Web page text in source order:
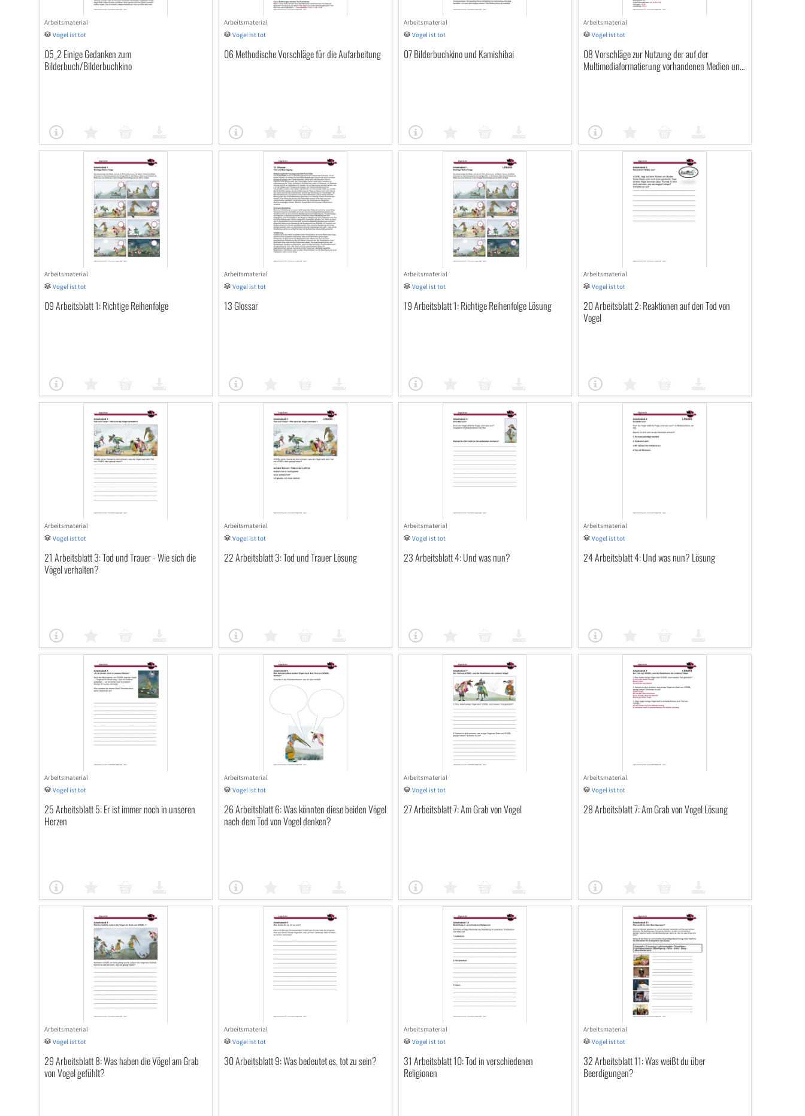
Arbeitsmaterial
Vogel ist tot
05_2 Einige Gedanken zum
Bilderbuch/Bilderbuchkino
Arbeitsmaterial
Vogel ist tot
06 Methodische Vorschläge für die Aufarbeitung
Arbeitsmaterial
Vogel ist tot
07 Bilderbuchkino und Kamishibai
Arbeitsmaterial
Vogel ist tot
08 Vorschläge zur Nutzung der auf der
Multimediaformatierung vorhandenen Medien und
Arbeitsmaterial
Vogel ist tot
09 Arbeitsblatt 1: Richtige Reihenfolge
Arbeitsmaterial
Vogel ist tot
13 Glossar
Arbeitsmaterial
Vogel ist tot
19 Arbeitsblatt 1: Richtige Reihenfolge Lösung
Arbeitsmaterial
Vogel ist tot
20 Arbeitsblatt 2: Reaktionen auf den Tod von
Vogel
Arbeitsmaterial
Vogel ist tot
21 Arbeitsblatt 3: Tod und Trauer - Wie sich die
Vögel verhalten?
Arbeitsmaterial
Vogel ist tot
22 Arbeitsblatt 3: Tod und Trauer Lösung
Arbeitsmaterial
Vogel ist tot
23 Arbeitsblatt 4: Und was nun?
Arbeitsmaterial
Vogel ist tot
24 Arbeitsblatt 4: Und was nun? Lösung
Arbeitsmaterial
Vogel ist tot
25 Arbeitsblatt 5: Er ist immer noch in unseren
Herzen
Arbeitsmaterial
Vogel ist tot
26 Arbeitsblatt 6: Was könnten diese beiden Vögel
nach dem Tod von Vogel denken?
Arbeitsmaterial
Vogel ist tot
27 Arbeitsblatt 7: Am Grab von Vogel
Arbeitsmaterial
Vogel ist tot
28 Arbeitsblatt 7: Am Grab von Vogel Lösung
Arbeitsmaterial
Vogel ist tot
29 Arbeitsblatt 8: Was haben die Vögel am Grab
von Vogel gefühlt?
Arbeitsmaterial
Vogel ist tot
30 Arbeitsblatt 9: Was bedeutet es, tot zu sein?
Arbeitsmaterial
Vogel ist tot
31 Arbeitsblatt 10: Tod in verschiedenen
Religionen
Arbeitsmaterial
Vogel ist tot
32 Arbeitsblatt 11: Was weißt du über
Beerdigungen?